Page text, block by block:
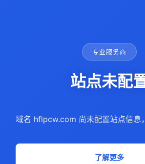
专业服务商
站点未配
域名 hflpcw.com 尚未配置站点信息
了解更多